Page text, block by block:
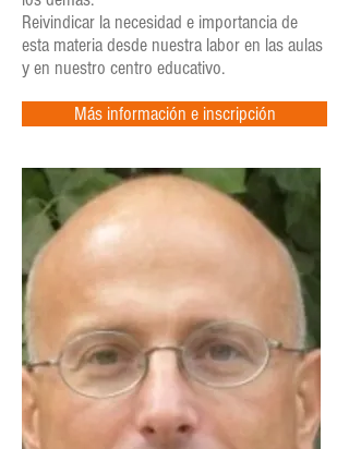
Reivindicar la necesidad e importancia de
esta materia desde nuestra labor en las aulas
y en nuestro centro educativo.
Más información e inscripción